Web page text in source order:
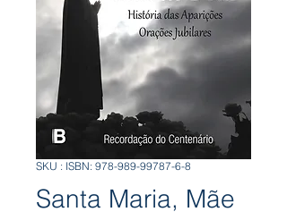
SKU : ISBN: 978-989-99787-6-8
Santa Maria, Mãe